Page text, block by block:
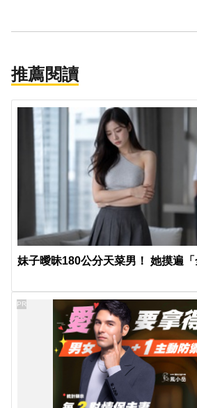
推薦閱讀
妹子曖昧180公分天菜男！ 她摸遍
PR